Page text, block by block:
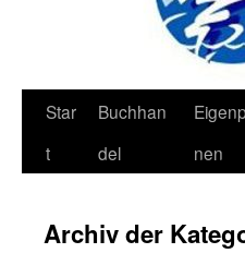
Zum
Inhalt
Star
t
Buchhan
del
nen
Archiv der